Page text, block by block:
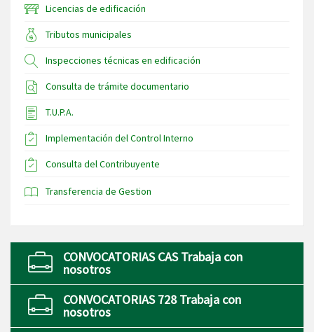
Licencias de edificación
Tributos municipales
Inspecciones técnicas en edificación
Consulta de trámite documentario
T.U.P.A.
Implementación del Control Interno
Consulta del Contribuyente
Transferencia de Gestion
CONVOCATORIAS CAS Trabaja con
nosotros
CONVOCATORIAS 728 Trabaja con
nosotros